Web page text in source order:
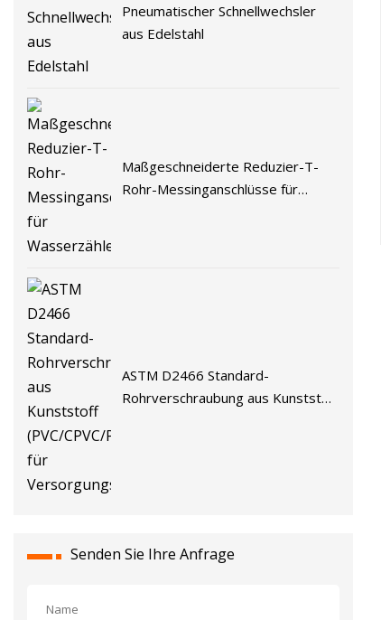
Pneumatischer Schnellwechsler
aus Edelstahl
Maßgeschneiderte Reduzier-T-
Rohr-Messinganschlüsse für
ASTM D2466 Standard-
Rohrverschraubung aus Kunststoff
Senden Sie Ihre Anfrage